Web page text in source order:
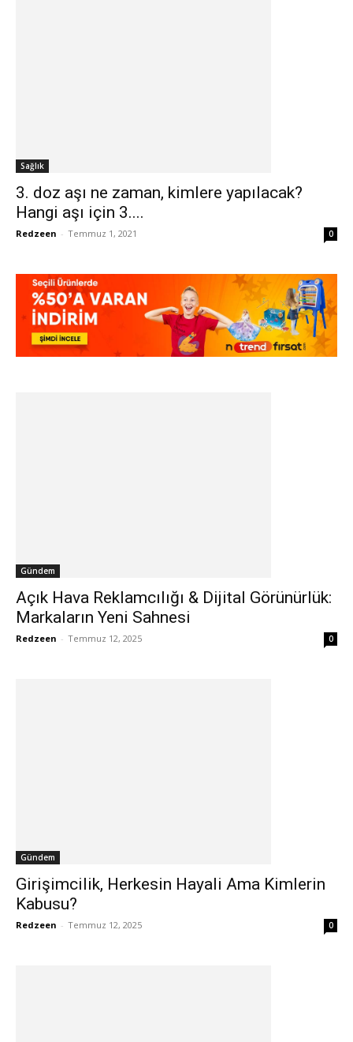
Sağlık
3. doz aşı ne zaman, kimlere yapılacak?
Hangi aşı için 3....
Redzeen - Temmuz 1, 2021 0
Gündem
Açık Hava Reklamcılığı & Dijital Görünürlük:
Markaların Yeni Sahnesi
Redzeen - Temmuz 12, 2025 0
Gündem
Girişimcilik, Herkesin Hayali Ama Kimlerin
Kabusu?
Redzeen - Temmuz 12, 2025 0